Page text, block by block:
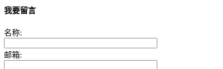
我要留言
名称:
邮箱: